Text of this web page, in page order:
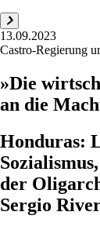
13.09.2023
Castro-Regierung
»Die
an die
Honduras:
der
Sergio